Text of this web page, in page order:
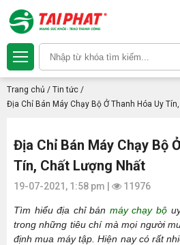
Trang chủ / Tin tức /
Địa Chỉ Bán Máy Chạy Bộ Ở Thanh Hóa Uy
Địa Chỉ Bán Máy Chạy Bộ
Tín, Chất Lượng Nhất
19-07-2021, 1:58 pm | 11976
Tìm hiểu địa chỉ bán máy chạy bộ
trong những tiêu chí mà mọi người
định mua máy tập. Hiện nay có rất